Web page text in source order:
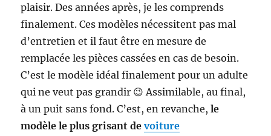
plaisir. Des années après, je les comprends
finalement. Ces modèles nécessitent pas mal
d’entretien et il faut être en mesure de
remplacée les pièces cassées en cas de besoin.
C’est le modèle idéal finalement pour un adulte
qui ne veut pas grandir 😉 Assimilable, au final,
à un puit sans fond. C’est, en revanche,le
modèle le plus grisant devoiture